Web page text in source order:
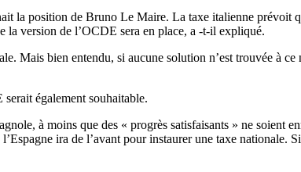
la position de Bruno Le Maire. La taxe italienne prévoit
la version de l’OCDE sera en place, a -t-il expliqué.
Mais bien entendu, si aucune solution n’est trouvée à
également souhaitable.
à moins que des « progrès satisfaisants » ne soient
ira de l’avant pour instaurer une taxe